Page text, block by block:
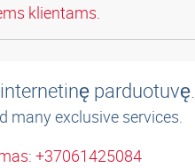
klientams.
parduotuvę.
many exclusive services.
+37061425084